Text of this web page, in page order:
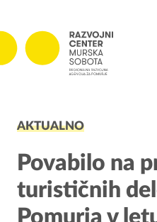
Projekti v izvajanju
Zaključeni projekti
AKTUALNO
Povabilo na
turističnih
Pomurja v